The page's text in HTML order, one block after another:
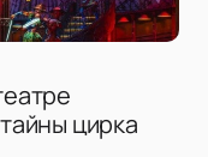
цирка